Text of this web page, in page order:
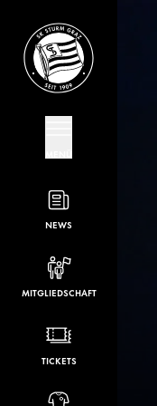
NEWS
MITGLIEDSCHAFT
TICKETS